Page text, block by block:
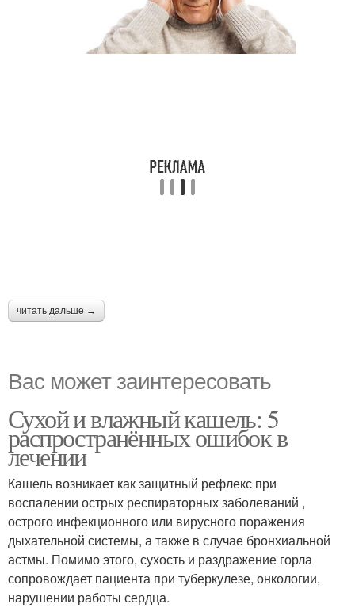
читать дальше →
Вас может заинтересовать
Сухой и влажный кашель: 5
распространённых ошибок в
лечении
Кашель возникает как защитный рефлекс при
воспалении острых респираторных заболеваний ,
острого инфекционного или вирусного поражения
дыхательной системы, а также в случае бронхиальной
астмы. Помимо этого, сухость и раздражение горла
сопровождает пациента при туберкулезе, онкологии,
нарушении работы сердца.